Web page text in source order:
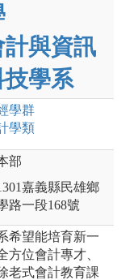
計與資訊
技學系
學群
學類
部
嘉義縣民雄鄉
路一段168號
希望能培育新一
方位會計專才、
老式會計教育課